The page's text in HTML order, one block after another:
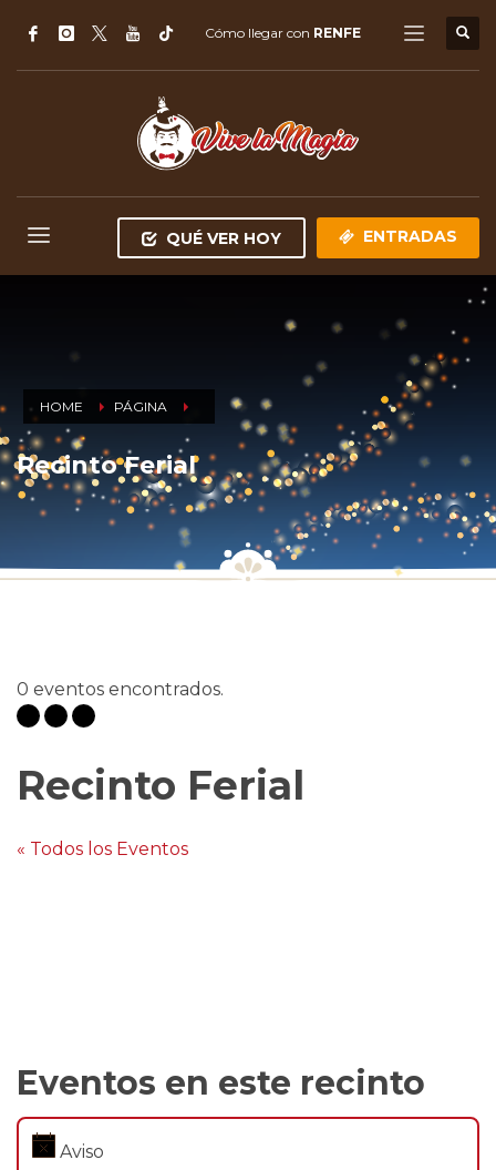
Cómo llegar con RENFE
QUÉ VER HOY ENTRADAS
HOME PÁGINA
Recinto Ferial
0 eventos encontrados.
Recinto Ferial
« Todos los Eventos
Eventos en este recinto
Aviso